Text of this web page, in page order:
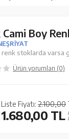
Boy
renk stoklarda varsa
Ürün yorumları (0)
Liste Fiyatı: 2.100,00
1.680,00 TL